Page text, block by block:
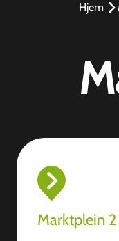
Hjem
Marktplein